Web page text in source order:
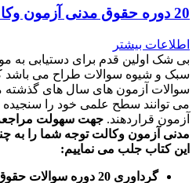
20 دوره حقوق مدنی آزمون وکالت – تجارت
اطلاعات بیشتر
بی شک اولین قدم برای دستیابی به
سبک و شیوه سوالات طراح می باشد
سوالات آزمون های سال های گذشته
می توانند سطح علمی خود را
آزمون قراردهند.
مدنی آزمون وکالت توجه شما را به
این کتاب جلب می نماییم: